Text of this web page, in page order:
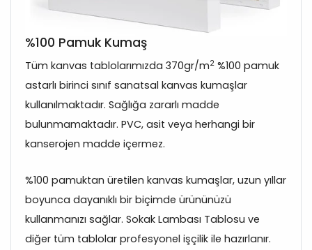
%100 Pamuk Kumaş
Tüm kanvas tablolarımızda 370gr/m2 %100 pamuk
astarlı birinci sınıf sanatsal kanvas kumaşlar
kullanılmaktadır. Sağlığa zararlı madde
bulunmamaktadır. PVC, asit veya herhangi bir
kanserojen madde içermez.
%100 pamuktan üretilen kanvas kumaşlar, uzun yıllar
boyunca dayanıklı bir biçimde ürününüzü
kullanmanızı sağlar. Sokak Lambası Tablosu ve
diğer tüm tablolar profesyonel işçilik ile hazırlanır.